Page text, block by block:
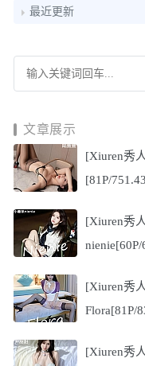
最近更新
文章展示
[Xiuren秀
[81P/
[Xiuren秀
[Xiuren秀
Flora[81P/
[Xiuren秀